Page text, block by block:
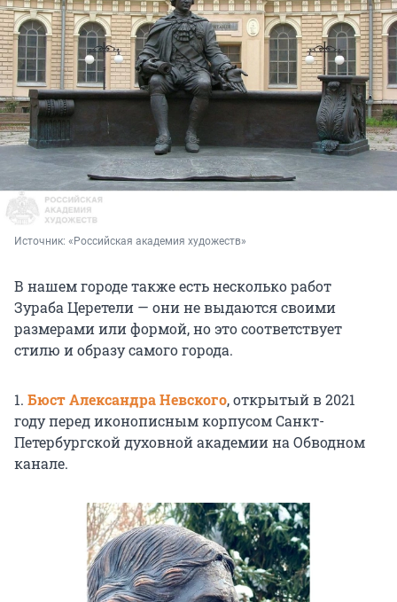
Источник: «Российская академия художеств»
В нашем городе также есть несколько работ
Зураба Церетели — они не выдаются своими
размерами или формой, но это соответствует
стилю и образу самого города.
1. Бюст Александра Невского, открытый в 2021
году перед иконописным корпусом Санкт-
Петербургской духовной академии на Обводном
канале.